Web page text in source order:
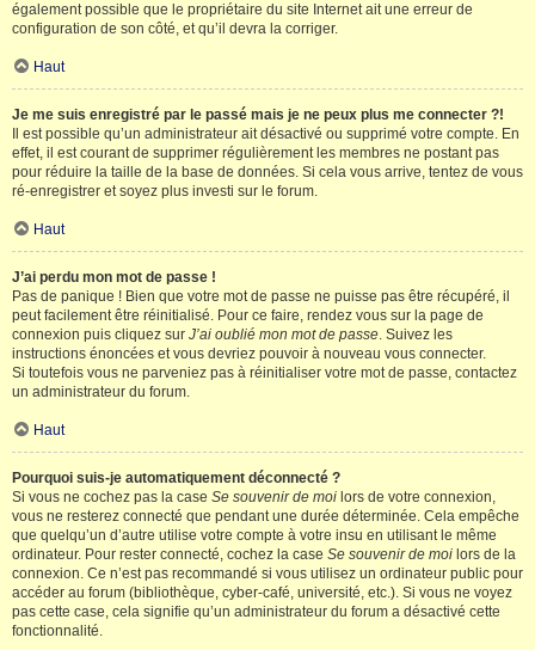
également possible que le propriétaire du site Internet ait une erreur de
configuration de son côté, et qu’il devra la corriger.
Haut
Je me suis enregistré par le passé mais je ne peux plus me connecter ?!
Il est possible qu’un administrateur ait désactivé ou supprimé votre compte. En
effet, il est courant de supprimer régulièrement les membres ne postant pas
pour réduire la taille de la base de données. Si cela vous arrive, tentez de vous
ré-enregistrer et soyez plus investi sur le forum.
Haut
J’ai perdu mon mot de passe !
Pas de panique ! Bien que votre mot de passe ne puisse pas être récupéré, il
peut facilement être réinitialisé. Pour ce faire, rendez vous sur la page de
connexion puis cliquez sur J’ai oublié mon mot de passe. Suivez les
instructions énoncées et vous devriez pouvoir à nouveau vous connecter.
Si toutefois vous ne parveniez pas à réinitialiser votre mot de passe, contactez
un administrateur du forum.
Haut
Pourquoi suis-je automatiquement déconnecté ?
Si vous ne cochez pas la case Se souvenir de moi lors de votre connexion,
vous ne resterez connecté que pendant une durée déterminée. Cela empêche
que quelqu’un d’autre utilise votre compte à votre insu en utilisant le même
ordinateur. Pour rester connecté, cochez la case Se souvenir de moi lors de la
connexion. Ce n’est pas recommandé si vous utilisez un ordinateur public pour
accéder au forum (bibliothèque, cyber-café, université, etc.). Si vous ne voyez
pas cette case, cela signifie qu’un administrateur du forum a désactivé cette
fonctionnalité.